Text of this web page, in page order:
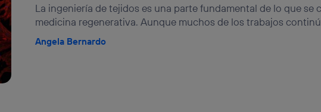
La ingeniería de tejidos es una parte fundamental de lo que se
medicina regenerativa. Aunque muchos de los trabajos
Angela Bernardo